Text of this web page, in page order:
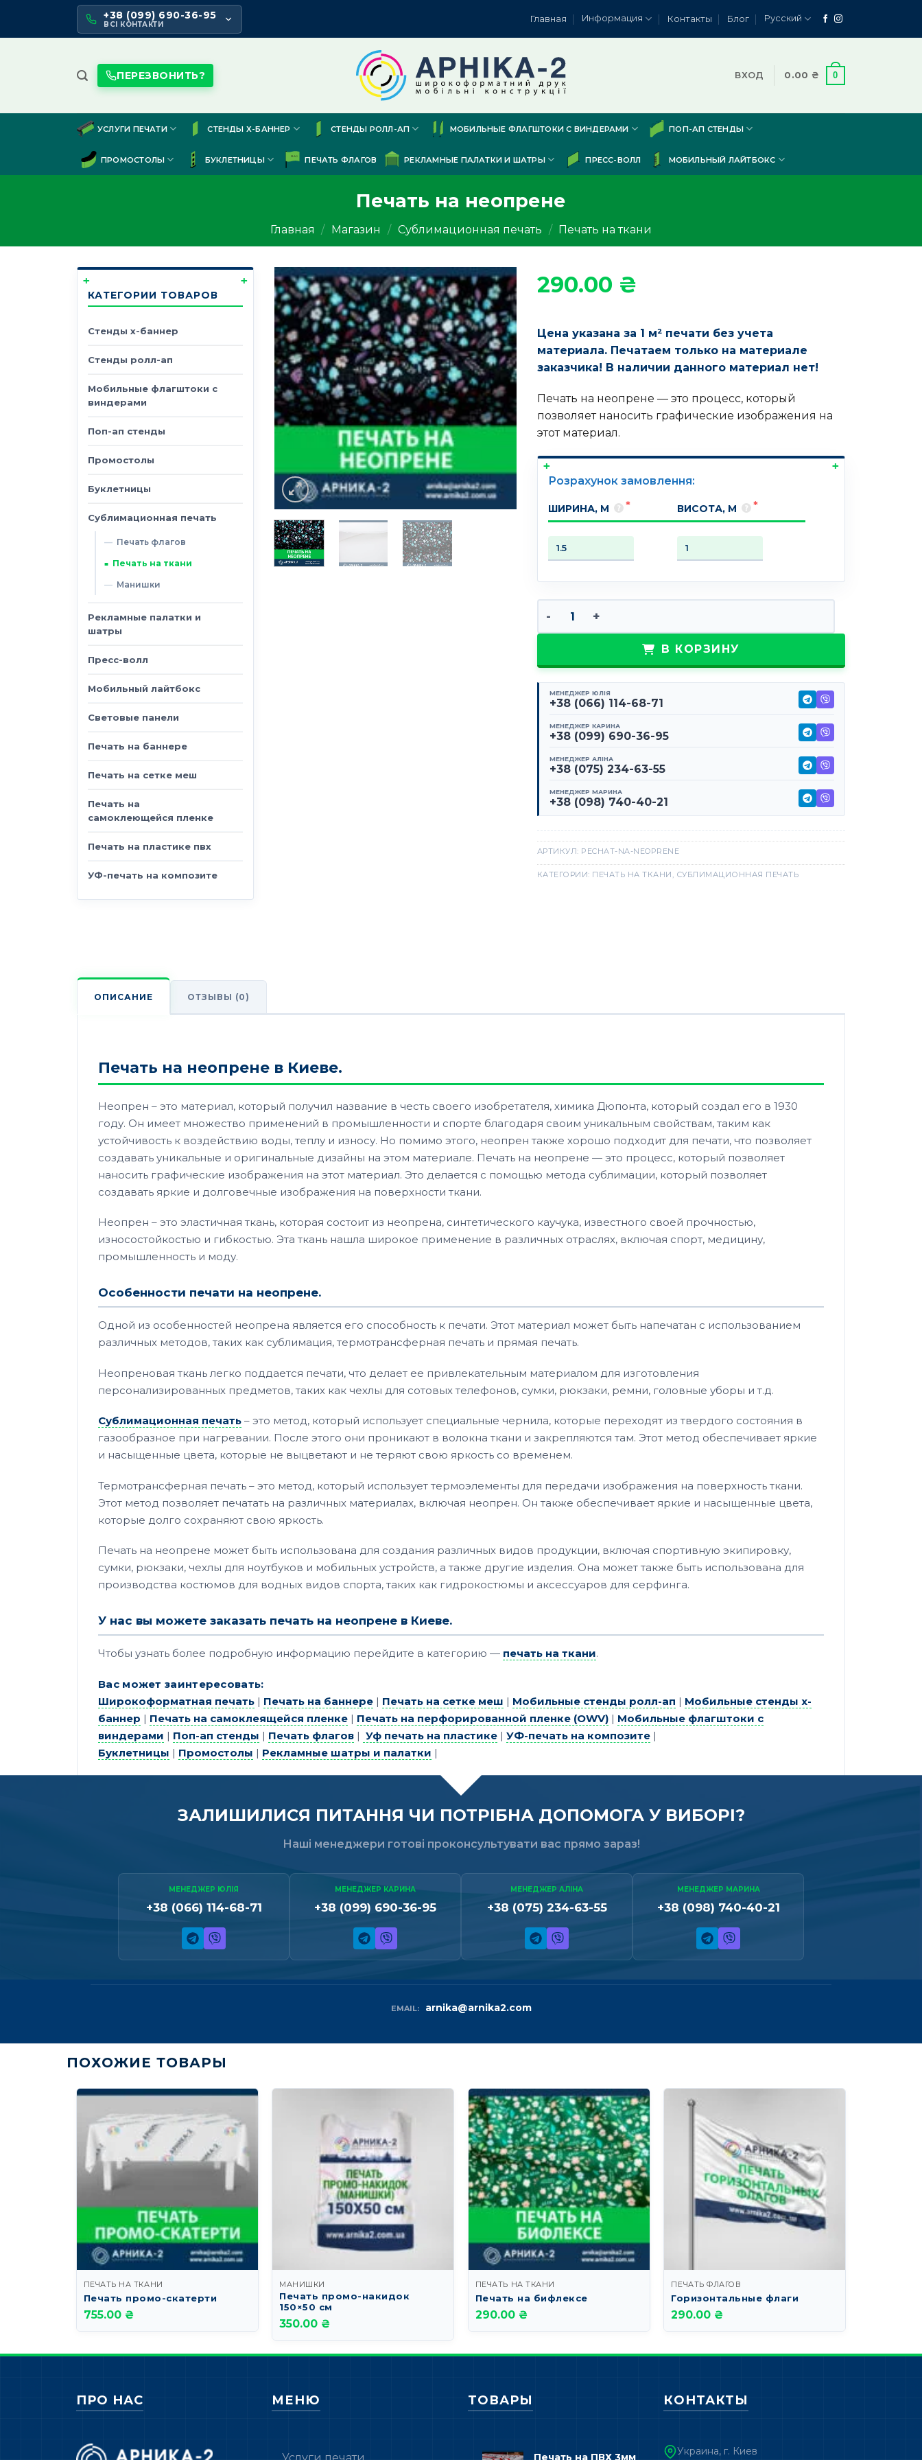
content
+38 (099) 690-36-95
ВСІ КОНТАКТИ
Главная Информация Контакты Блог Русский
ПЕРЕЗВОНИТЬ? ВХОД 0.00 ₴ 0
УСЛУГИ ПЕЧАТИ СТЕНДЫ Х-БАННЕР СТЕНДЫ РОЛЛ-АП МОБИЛЬНЫЕ ФЛАГШТОКИ С ВИНДЕРАМИ ПОП-АП СТЕНДЫ
ПРОМОСТОЛЫ БУКЛЕТНИЦЫ ПЕЧАТЬ ФЛАГОВ РЕКЛАМНЫЕ ПАЛАТКИ И ШАТРЫ ПРЕСС-ВОЛЛ МОБИЛЬНЫЙ ЛАЙТБОКС
Печать на неопрене
Главная / Магазин / Сублимационная печать / Печать на ткани
КАТЕГОРИИ ТОВАРОВ
Стенды х-баннер
Стенды ролл-ап
Мобильные флагштоки с
виндерами
Поп-ап стенды
Промостолы
Буклетницы
Сублимационная печать
Печать флагов
Печать на ткани
Манишки
Рекламные палатки и
шатры
Пресс-волл
Мобильный лайтбокс
Световые панели
Печать на баннере
Печать на сетке меш
Печать на
самоклеющейся пленке
Печать на пластике пвх
УФ-печать на композите
290.00 ₴
Цена указана за 1 м² печати без учета
материала. Печатаем только на материале
заказчика! В наличии данного материал нет!
Печать на неопрене — это процесс, который
позволяет наносить графические изображения на
этот материал.
Розрахунок замовлення:
ШИРИНА, М ВИСОТА, М
В КОРЗИНУ
МЕНЕДЖЕР ЮЛІЯ
+38 (066) 114-68-71
МЕНЕДЖЕР КАРИНА
+38 (099) 690-36-95
МЕНЕДЖЕР АЛІНА
+38 (075) 234-63-55
МЕНЕДЖЕР МАРИНА
+38 (098) 740-40-21
АРТИКУЛ: PECHAT-NA-NEOPRENE
КАТЕГОРИИ: ПЕЧАТЬ НА ТКАНИ , СУБЛИМАЦИОННАЯ ПЕЧАТЬ
ОПИСАНИЕ ОТЗЫВЫ (0)
Печать на неопрене в Киеве.
Неопрен – это материал, который получил название в честь своего изобретателя, химика Дюпонта, который создал его в 1930
году. Он имеет множество применений в промышленности и спорте благодаря своим уникальным свойствам, таким как
устойчивость к воздействию воды, теплу и износу. Но помимо этого, неопрен также хорошо подходит для печати, что позволяет
создавать уникальные и оригинальные дизайны на этом материале. Печать на неопрене — это процесс, который позволяет
наносить графические изображения на этот материал. Это делается с помощью метода сублимации, который позволяет
создавать яркие и долговечные изображения на поверхности ткани.
Неопрен – это эластичная ткань, которая состоит из неопрена, синтетического каучука, известного своей прочностью,
износостойкостью и гибкостью. Эта ткань нашла широкое применение в различных отраслях, включая спорт, медицину,
промышленность и моду.
Особенности печати на неопрене.
Одной из особенностей неопрена является его способность к печати. Этот материал может быть напечатан с использованием
различных методов, таких как сублимация, термотрансферная печать и прямая печать.
Неопреновая ткань легко поддается печати, что делает ее привлекательным материалом для изготовления
персонализированных предметов, таких как чехлы для сотовых телефонов, сумки, рюкзаки, ремни, головные уборы и т.д.
Сублимационная печать – это метод, который использует специальные чернила, которые переходят из твердого состояния в
газообразное при нагревании. После этого они проникают в волокна ткани и закрепляются там. Этот метод обеспечивает яркие
и насыщенные цвета, которые не выцветают и не теряют свою яркость со временем.
Термотрансферная печать – это метод, который использует термоэлементы для передачи изображения на поверхность ткани.
Этот метод позволяет печатать на различных материалах, включая неопрен. Он также обеспечивает яркие и насыщенные цвета,
которые долго сохраняют свою яркость.
Печать на неопрене может быть использована для создания различных видов продукции, включая спортивную экипировку,
сумки, рюкзаки, чехлы для ноутбуков и мобильных устройств, а также другие изделия. Она может также быть использована для
производства костюмов для водных видов спорта, таких как гидрокостюмы и аксессуаров для серфинга.
У нас вы можете заказать печать на неопрене в Киеве.
Чтобы узнать более подробную информацию перейдите в категорию — печать на ткани.
Вас может заинтересовать:
Широкоформатная печать | Печать на баннере | Печать на сетке меш | Мобильные стенды ролл-ап | Мобильные стенды х-
баннер | Печать на самоклеящейся пленке | Печать на перфорированной пленке (OWV) | Мобильные флагштоки с
виндерами | Поп-ап стенды | Печать флагов | Уф печать на пластике | УФ-печать на композите |
Буклетницы | Промостолы | Рекламные шатры и палатки |
ЗАЛИШИЛИСЯ ПИТАННЯ ЧИ ПОТРІБНА ДОПОМОГА У ВИБОРІ?
Наші менеджери готові проконсультувати вас прямо зараз!
МЕНЕДЖЕР ЮЛІЯ
+38 (066) 114-68-71
МЕНЕДЖЕР КАРИНА
+38 (099) 690-36-95
МЕНЕДЖЕР АЛІНА
+38 (075) 234-63-55
МЕНЕДЖЕР МАРИНА
+38 (098) 740-40-21
EMAIL: arnika@arnika2.com
ПОХОЖИЕ ТОВАРЫ
ПЕЧАТЬ НА ТКАНИ
Печать промо-скатерти
755.00 ₴
МАНИШКИ
Печать промо-накидок
150×50 см
350.00 ₴
ПЕЧАТЬ НА ТКАНИ
Печать на бифлексе
290.00 ₴
ПЕЧАТЬ ФЛАГОВ
Горизонтальные флаги
290.00 ₴
ПРО НАС МЕНЮ ТОВАРЫ КОНТАКТЫ
Украина, г. Киев